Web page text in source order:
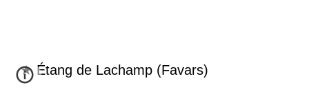
★ Étang de Lachamp (Favars)